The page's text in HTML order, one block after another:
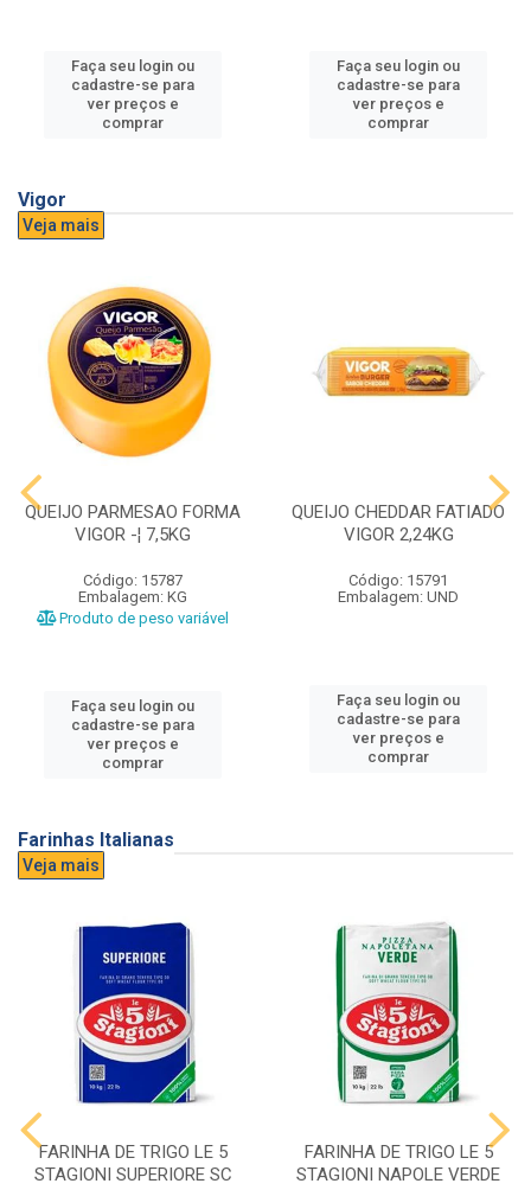
Faça seu login ou
cadastre-se para
ver preços e
comprar
Faça seu login ou
cadastre-se para
ver preços e
comprar
Vigor
Veja mais
QUEIJO PARMESAO FORMA
VIGOR -¦ 7,5KG
Código: 15787
Embalagem: KG
Produto de peso variável
Faça seu login ou
cadastre-se para
ver preços e
comprar
QUEIJO CHEDDAR FATIADO
VIGOR 2,24KG
Código: 15791
Embalagem: UND
Faça seu login ou
cadastre-se para
ver preços e
comprar
Farinhas Italianas
Veja mais
FARINHA DE TRIGO LE 5
STAGIONI SUPERIORE SC
FARINHA DE TRIGO LE 5
STAGIONI NAPOLE VERDE